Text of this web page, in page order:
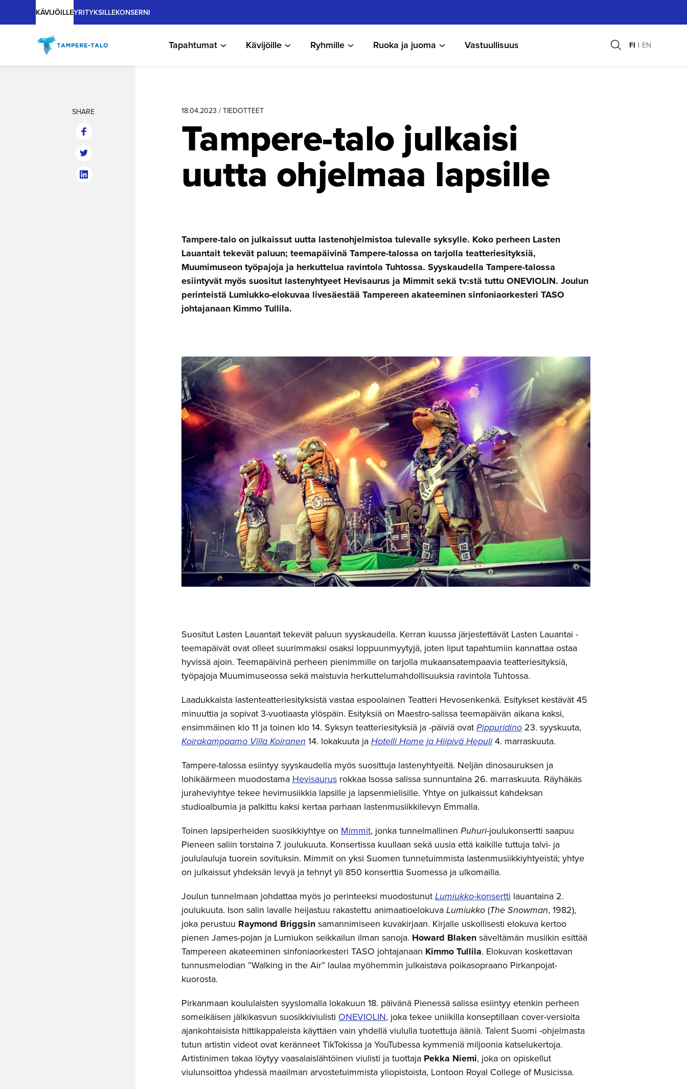
Main
KÄVIJÖILLE
Tapahtumat Kävijöille Ryhmille Ruoka ja juoma Vastuullisuus
YRITYKSILLEKONSERNI
FI EN
SHARE 18.04.2023 / TIEDOTTEET
Tampere-talo julkaisi
uutta ohjelmaa lapsille
Tampere-talo on julkaissut uutta lastenohjelmistoa tulevalle syksylle. Koko perheen Lasten
Lauantait tekevät paluun; teemapäivinä Tampere-talossa on tarjolla teatteriesityksiä,
Muumimuseon työpajoja ja herkuttelua ravintola Tuhtossa. Syyskaudella Tampere-talossa
esiintyvät myös suositut lastenyhtyeet Hevisaurus ja Mimmit sekä tv:stä tuttu ONEVIOLIN. Joulun
perinteistä Lumiukko-elokuvaa livesäestää Tampereen akateeminen sinfoniaorkesteri TASO
johtajanaan Kimmo Tullila.
Suositut Lasten Lauantait tekevät paluun syyskaudella. Kerran kuussa järjestettävät Lasten Lauantai -
teemapäivät ovat olleet suurimmaksi osaksi loppuunmyytyjä, joten liput tapahtumiin kannattaa ostaa
hyvissä ajoin. Teemapäivinä perheen pienimmille on tarjolla mukaansatempaavia teatteriesityksiä,
työpajoja Muumimuseossa sekä maistuvia herkuttelumahdollisuuksia ravintola Tuhtossa.
Laadukkaista lastenteatteriesityksistä vastaa espoolainen Teatteri Hevosenkenkä. Esitykset kestävät 45
minuuttia ja sopivat 3-vuotiaasta ylöspäin. Esityksiä on Maestro-salissa teemapäivän aikana kaksi,
ensimmäinen klo 11 ja toinen klo 14. Syksyn teatteriesityksiä ja -päiviä ovatPippuridino23. syyskuuta,
Koirakampaamo Villa Koiranen 14. lokakuuta jaHotelli Home ja Hiipivä Hepuli4. marraskuuta.
Tampere-talossa esiintyy syyskaudella myös suosittuja lastenyhtyeitä. Neljän dinosauruksen ja
lohikäärmeen muodostama Hevisaurusrokkaa Isossa salissa sunnuntaina 26. marraskuuta. Räyhäkäs
juraheviyhtye tekee hevimusiikkia lapsille ja lapsenmielisille. Yhtye on julkaissut kahdeksan
studioalbumia ja palkittu kaksi kertaa parhaan lastenmusiikkilevyn Emmalla.
Toinen lapsiperheiden suosikkiyhtye on Mimmit, jonka tunnelmallinen Puhuri-joulukonsertti saapuu
Pieneen saliin torstaina 7. joulukuuta. Konsertissa kuullaan sekä uusia että kaikille tuttuja talvi- ja
joululauluja tuorein sovituksin. Mimmit on yksi Suomen tunnetuimmista lastenmusiikkiyhtyeistä; yhtye
on julkaissut yhdeksän levyä ja tehnyt yli 850 konserttia Suomessa ja ulkomailla.
Joulun tunnelmaan johdattaa myös jo perinteeksi muodostunutLumiukko-konsertti lauantaina 2.
joulukuuta. Ison salin lavalle heijastuu rakastettu animaatioelokuvaLumiukko(The Snowman, 1982),
joka perustuu Raymond Briggsinsamannimiseen kuvakirjaan. Kirjalle uskollisesti elokuva kertoo
pienen James-pojan ja Lumiukon seikkailun ilman sanoja. Howard Blakensäveltämän musiikin esittää
Tampereen akateeminen sinfoniaorkesteri TASO johtajanaan Kimmo Tullila. Elokuvan koskettavan
tunnusmelodian ”Walking in the Air” laulaa myöhemmin julkaistava poikasopraano Pirkanpojat-
kuorosta.
Pirkanmaan koululaisten syyslomalla lokakuun 18. päivänä Pienessä salissa esiintyy etenkin perheen
someikäisen jälkikasvun suosikkiviulisti ONEVIOLIN, joka tekee uniikilla konseptillaan cover-versioita
ajankohtaisista hittikappaleista käyttäen vain yhdellä viululla tuotettuja ääniä. Talent Suomi -ohjelmasta
tutun artistin videot ovat keränneet TikTokissa ja YouTubessa kymmeniä miljoonia katselukertoja.
Artistinimen takaa löytyy vaasalaislähtöinen viulisti ja tuottaja Pekka Niemi, joka on opiskellut
viulunsoittoa yhdessä maailman arvostetuimmista yliopistoista, Lontoon Royal College of Musicissa.